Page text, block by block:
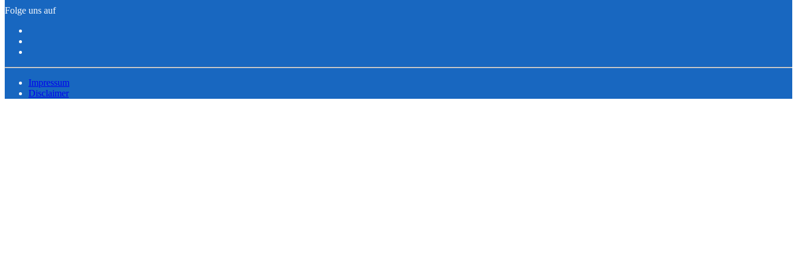
Folge uns auf
Impressum
Disclaimer